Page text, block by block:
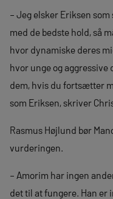
– Jeg elsker Eriksen
med de bedste hold, så
hvor dynamiske deres
hvor unge og aggressive
dem, hvis du fortsætter
som Eriksen, skriver
Rasmus Højlund bør
vurderingen.
– Amorim har ingen
det til at fungere. Han er